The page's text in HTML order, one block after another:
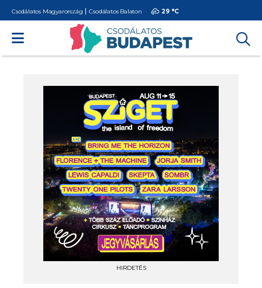
Csodálatos Magyarország Csodálatos Balaton 29 °C
HIRDETÉS